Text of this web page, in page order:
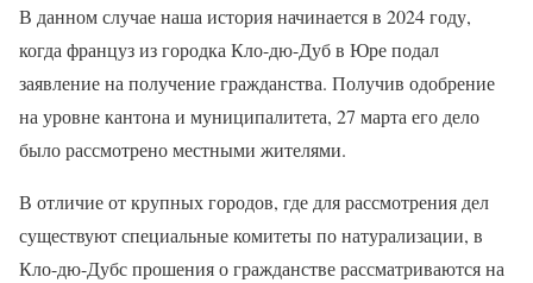
В данном случае наша история начинается в 2024 году,
когда француз из городка Кло-дю-Дуб в Юре подал
заявление на получение гражданства. Получив одобрение
на уровне кантона и муниципалитета, 27 марта его дело
было рассмотрено местными жителями.
В отличие от крупных городов, где для рассмотрения дел
существуют специальные комитеты по натурализации, в
Кло-дю-Дубс прошения о гражданстве рассматриваются на